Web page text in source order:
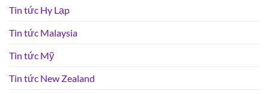
Tin tức Hy Lạp
Tin tức Malaysia
Tin tức Mỹ
Tin tức New Zealand